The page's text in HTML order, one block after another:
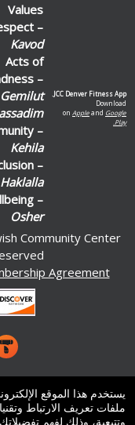
JCC Denver Fitness App.
Download
on Appleand Google
Play.
Values
–
Kavod
Acts of
–
Gemilut
–
Kehila
–
Haklalla
–
Osher
Community Center
Agreement
برامج إدارة التذاكر
يستخدم هذا الموقع
ملفات تعريف الارتباط
وتتبعية، وذلك لفهم